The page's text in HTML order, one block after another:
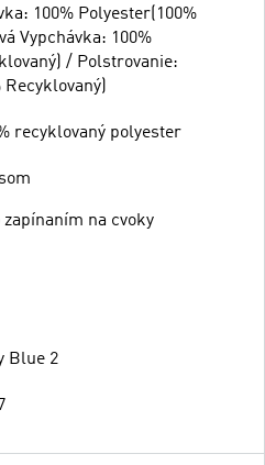
100% Polyester(100%
Vypchávka: 100%
/ Polstrovanie:
recyklovaný polyester
na cvoky
Blue 2